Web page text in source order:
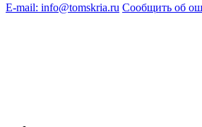
E-mail: info@tomskria.ru Сообщить об